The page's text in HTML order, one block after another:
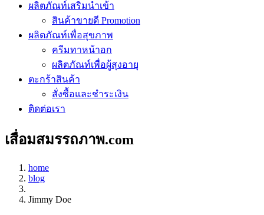
ผลิตภัณท์เสริมนำเข้า
สินค้าขายดี Promotion
ผลิตภัณท์เพื่อสุขภาพ
ครีมทาหน้าอก
ผลิตภัณท์เพื่อผู้สุงอายุ
ตะกร้าสินค้า
สั่งซื้อและชำระเงิน
ติดต่อเรา
เสื่อมสมรรถภาพ.com
home
blog
Jimmy Doe